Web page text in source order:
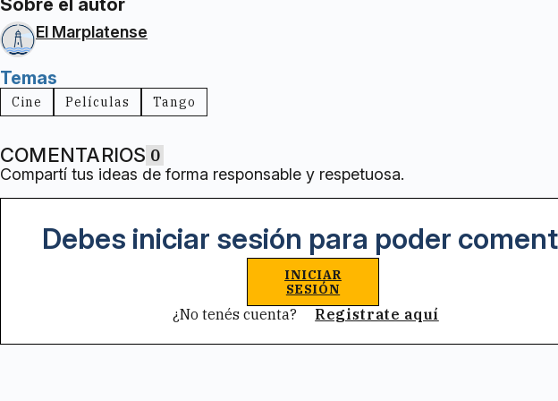
Sobre el autor
El Marplatense
Temas
Cine Películas Tango
COMENTARIOS 0
Compartí tus ideas de forma responsable y respetuosa.
Debes iniciar sesión para poder
INICIAR
SESIÓN
¿No tenés cuenta? Registrate aquí